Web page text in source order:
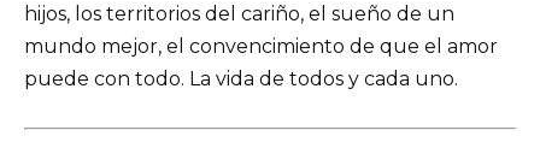
hijos, los territorios del cariño, el sueño de un
mundo mejor, el convencimiento de que el amor
puede con todo. La vida de todos y cada uno.